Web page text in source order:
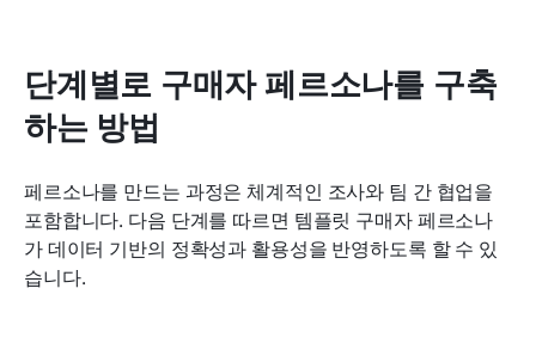
단계별로 구매자 페르소나를 구축
하는 방법
페르소나를 만드는 과정은 체계적인 조사와 팀 간 협업을
포함합니다. 다음 단계를 따르면 템플릿 구매자 페르소나
가 데이터 기반의 정확성과 활용성을 반영하도록 할 수 있
습니다.